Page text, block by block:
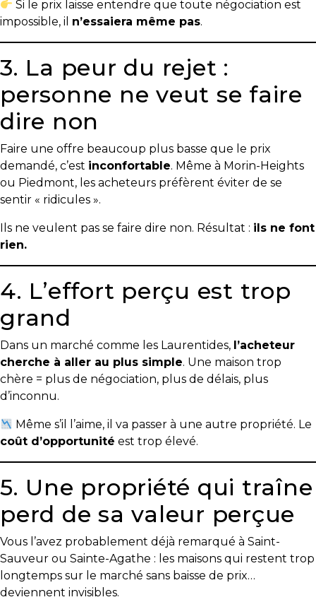
Si le prix laisse entendre que toute négociation est
impossible, il n’essaiera même pas.
3. La peur du rejet :
personne ne veut se faire
dire non
Faire une offre beaucoup plus basse que le prix
demandé, c’est inconfortable. Même à Morin-Heights
ou Piedmont, les acheteurs préfèrent éviter de se
sentir « ridicules ».
Ils ne veulent pas se faire dire non. Résultat : ils ne font
rien.
4. L’effort perçu est trop
grand
Dans un marché comme les Laurentides, l’acheteur
cherche à aller au plus simple. Une maison trop
chère = plus de négociation, plus de délais, plus
d’inconnu.
Même s’il l’aime, il va passer à une autre propriété. Le
coût d’opportunité est trop élevé.
5. Une propriété qui traîne
perd de sa valeur perçue
Vous l’avez probablement déjà remarqué à Saint-
Sauveur ou Sainte-Agathe : les maisons qui restent trop
longtemps sur le marché sans baisse de prix…
deviennent invisibles.